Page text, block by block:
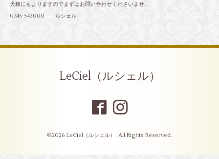
犬種にもよりますのでまずはお問い合わせくださいませ。
0745-543000 ルシェル
LeCiel（ルシェル）
©2026 LeCiel（ルシェル） . All Rights Reserved.